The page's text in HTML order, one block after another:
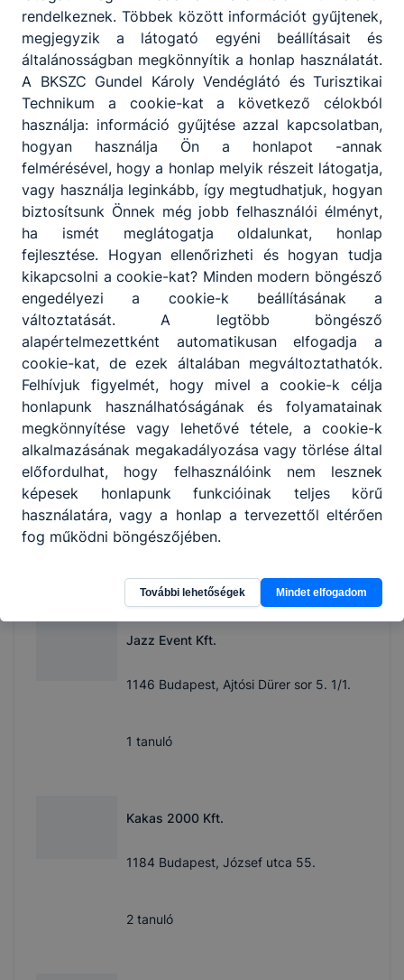
4tanuló
GBR Event Kft.
1146 Budapest, Ajtósi Dürer sor 5. 1. em.
1.
4tanuló
Gerbeaud Gasztronómia Kft.
1051 Budapest, Vörösmarty tér 7-8.
3tanuló
HSB 2010 Kft.
1145 Budapest, Jávor u. 5/B. 3/3.
Jazz Event Kft.
1146 Budapest, Ajtósi Dürer sor 5. 1/1.
1 tanuló
Kakas 2000 Kft.
1184 Budapest, József utca 55.
2tanuló
rendelkeznek. Többek között információt gyűjtenek,
megjegyzik a látogató egyéni beállításait és
általánosságban megkönnyítik a honlap használatát.
A BKSZC Gundel Károly Vendéglátó és Turisztikai
Technikum a cookie-kat a következő célokból
használja: információ gyűjtése azzal kapcsolatban,
hogyan használja Ön a honlapot -annak
felmérésével, hogy a honlap melyik részeit látogatja,
vagy használja leginkább, így megtudhatjuk, hogyan
biztosítsunk Önnek még jobb felhasználói élményt,
ha ismét meglátogatja oldalunkat, honlap
fejlesztése. Hogyan ellenőrizheti és hogyan tudja
kikapcsolni a cookie-kat? Minden modern böngésző
engedélyezi a cookie-k beállításának a
változtatását. A legtöbb böngésző
alapértelmezettként automatikusan elfogadja a
cookie-kat, de ezek általában megváltoztathatók.
Felhívjuk figyelmét, hogy mivel a cookie-k célja
honlapunk használhatóságának és folyamatainak
megkönnyítése vagy lehetővé tétele, a cookie-k
alkalmazásának megakadályozása vagy törlése által
előfordulhat, hogy felhasználóink nem lesznek
képesek honlapunk funkcióinak teljes körű
használatára, vagy a honlap a tervezettől eltérően
fog működni böngészőjében.
További lehetőségek Mindet elfogadom